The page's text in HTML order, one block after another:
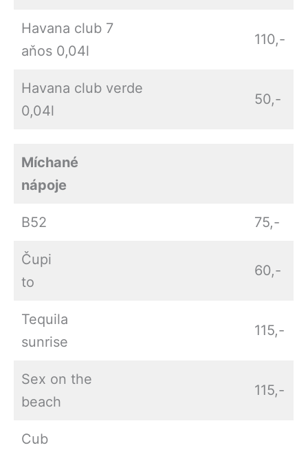
Havana club 7
aňos 0,04l
110,-
Havana club verde
0,04l
50,-
Míchané
nápoje
B52 75,-
Čupi
to
60,-
Tequila
sunrise
115,-
Sex on the
beach
115,-
Cub